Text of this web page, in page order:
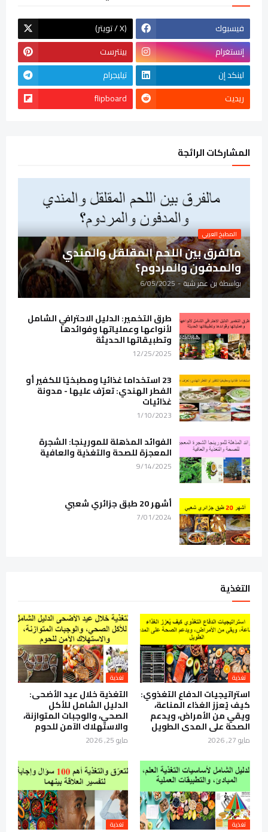
فيسبوك
(تويتر / X)
إنستغرام
بينترست
لينكد إن
تيليجرام
ريديت
flipboard
المشاركات الرائجة
المطبخ العربي
مالفرق بين اللحم المقلقل والمندي
والمدفون والمردوم؟
بواسطةبن عمر شبة-
6/05/2025
طرق التخمير: الدليل الاحترافي الشامل
لأنواعها وعملياتها وفوائدها
وتطبيقاتها الحديثة
12/25/2025
23 استخداما غذائيا ومطبخيّا للكفير أو
الفطر الهندي: تعرّف عليها - مدونة
غذائيات
1/10/2023
الفوائد المذهلة للمورينجا: الشجرة
المعجزة للصحة والتغذية والعافية
9/14/2025
أشهر 20 طبق جزائري شعبي
7/01/2024
التغذية
تغذية
استراتيجيات الدفاع التغذوي:
كيف يُعزز الغذاء المناعة،
ويقي من الأمراض، ويدعم
الصحة على المدى الطويل
مايو 27, 2026
تغذية
التغذية خلال عيد الأضحى:
الدليل الشامل للأكل
الصحي، والوجبات المتوازنة،
والاستهلاك الآمن للحوم
مايو 25, 2026
تغذية تغذية